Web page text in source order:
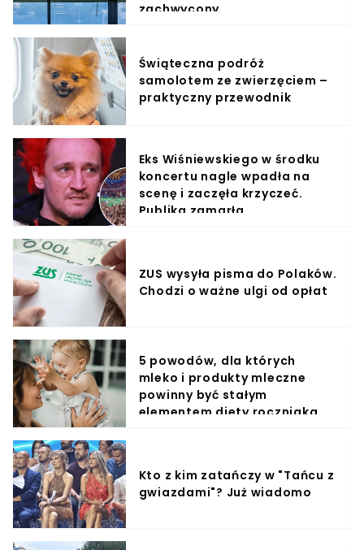
zachwycony
Świąteczna podróż
samolotem ze zwierzęciem –
praktyczny przewodnik
Eks Wiśniewskiego w środku
koncertu nagle wpadła na
scenę i zaczęła krzyczeć.
Publika zamarła
ZUS wysyła pisma do Polaków.
Chodzi o ważne ulgi od opłat
5 powodów, dla których
mleko i produkty mleczne
powinny być stałym
elementem diety roczniaka
Kto z kim zatańczy w "Tańcu z
gwiazdami"? Już wiadomo